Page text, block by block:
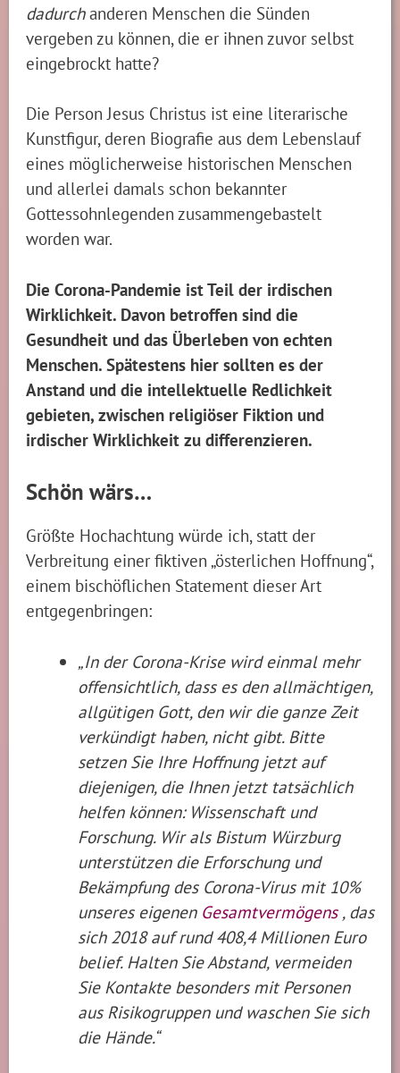
dadurchanderen Menschen die Sünden
vergeben zu können, die er ihnen zuvor selbst
eingebrockt hatte?
Die Person Jesus Christus ist eine literarische
Kunstfigur, deren Biografie aus dem Lebenslauf
eines möglicherweise historischen Menschen
und allerlei damals schon bekannter
Gottessohnlegenden zusammengebastelt
worden war.
Die Corona-Pandemie ist Teil der irdischen
Wirklichkeit. Davon betroffen sind die
Gesundheit und das Überleben von echten
Menschen. Spätestens hier sollten es der
Anstand und die intellektuelle Redlichkeit
gebieten, zwischen religiöser Fiktion und
irdischer Wirklichkeit zu differenzieren.
Schön wärs…
Größte Hochachtung würde ich, statt der
Verbreitung einer fiktiven „österlichen Hoffnung“,
einem bischöflichen Statement dieser Art
entgegenbringen:
„In der Corona-Krise wird einmal mehr
offensichtlich, dass es den allmächtigen,
allgütigen Gott, den wir die ganze Zeit
verkündigt haben, nicht gibt. Bitte
setzen Sie Ihre Hoffnung jetzt auf
diejenigen, die Ihnen jetzt tatsächlich
helfen können: Wissenschaft und
Forschung. Wir als Bistum Würzburg
unterstützen die Erforschung und
Bekämpfung des Corona-Virus mit 10%
unseres eigenen Gesamtvermögens, das
sich 2018 auf rund 408,4 Millionen Euro
belief. Halten Sie Abstand, vermeiden
Sie Kontakte besonders mit Personen
aus Risikogruppen und waschen Sie sich
die Hände.“